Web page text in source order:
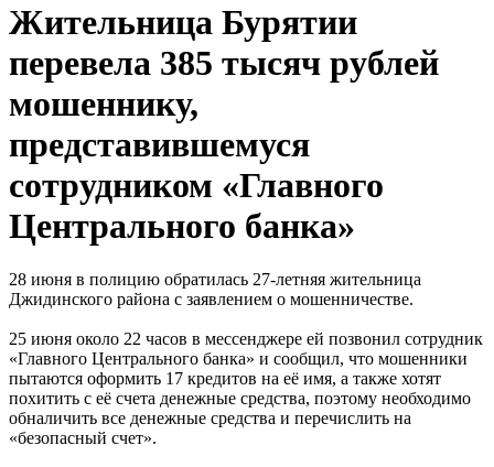
Жительница Бурятии
перевела 385 тысяч рублей
мошеннику,
представившемуся
сотрудником «Главного
Центрального банка»
28 июня в полицию обратилась 27-летняя жительница
Джидинского района с заявлением о мошенничестве.
25 июня около 22 часов в мессенджере ей позвонил сотрудник
«Главного Центрального банка» и сообщил, что мошенники
пытаются оформить 17 кредитов на её имя, а также хотят
похитить с её счета денежные средства, поэтому необходимо
обналичить все денежные средства и перечислить на
«безопасный счет».